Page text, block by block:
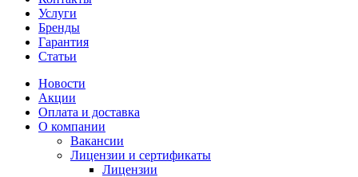
Услуги
Бренды
Гарантия
Статьи
Новости
Акции
Оплата и доставка
О компании
Вакансии
Лицензии и сертификаты
Лицензии